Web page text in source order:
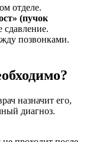
отделе.
(пучок
сдавление.
позвонками.
назначит его,
диагноз.